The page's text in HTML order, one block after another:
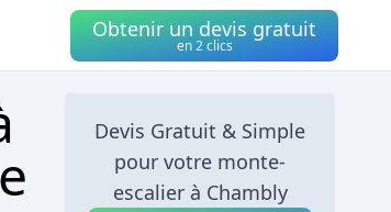
Obtenir un devis gratuit
en 2 clics
Devis Gratuit & Simple
pour votre monte-
escalier à Chambly